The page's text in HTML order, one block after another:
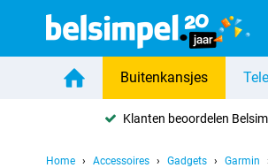
Buitenkansjes
Klanten beoordelen
Home Accessoires Gadgets Garmin